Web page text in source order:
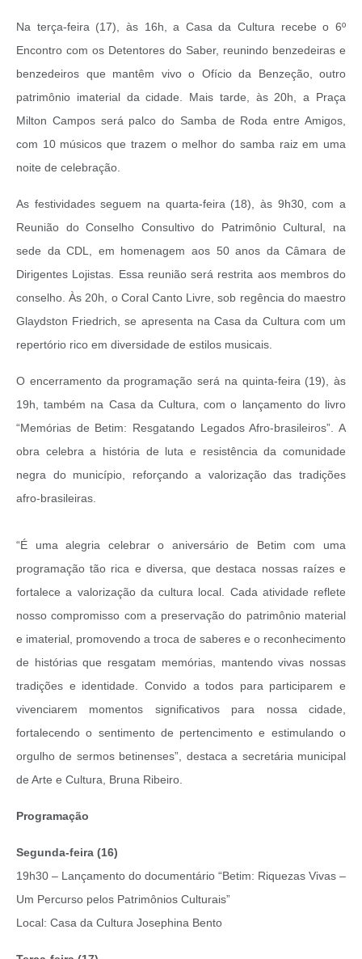
Na terça-feira (17), às 16h, a Casa da Cultura recebe o 6º
Encontro com os Detentores do Saber, reunindo benzedeiras e
benzedeiros que mantêm vivo o Ofício da Benzeção, outro
patrimônio imaterial da cidade. Mais tarde, às 20h, a Praça
Milton Campos será palco do Samba de Roda entre Amigos,
com 10 músicos que trazem o melhor do samba raiz em uma
noite de celebração.
As festividades seguem na quarta-feira (18), às 9h30, com a
Reunião do Conselho Consultivo do Patrimônio Cultural, na
sede da CDL, em homenagem aos 50 anos da Câmara de
Dirigentes Lojistas. Essa reunião será restrita aos membros do
conselho. Às 20h, o Coral Canto Livre, sob regência do maestro
Glaydston Friedrich, se apresenta na Casa da Cultura com um
repertório rico em diversidade de estilos musicais.
O encerramento da programação será na quinta-feira (19), às
19h, também na Casa da Cultura, com o lançamento do livro
“Memórias de Betim: Resgatando Legados Afro-brasileiros”. A
obra celebra a história de luta e resistência da comunidade
negra do município, reforçando a valorização das tradições
afro-brasileiras.
“É uma alegria celebrar o aniversário de Betim com uma
programação tão rica e diversa, que destaca nossas raízes e
fortalece a valorização da cultura local. Cada atividade reflete
nosso compromisso com a preservação do patrimônio material
e imaterial, promovendo a troca de saberes e o reconhecimento
de histórias que resgatam memórias, mantendo vivas nossas
tradições e identidade. Convido a todos para participarem e
vivenciarem momentos significativos para nossa cidade,
fortalecendo o sentimento de pertencimento e estimulando o
orgulho de sermos betinenses”, destaca a secretária municipal
de Arte e Cultura, Bruna Ribeiro.
Programação
Segunda-feira (16)
19h30 – Lançamento do documentário “Betim: Riquezas Vivas –
Um Percurso pelos Patrimônios Culturais”
Local: Casa da Cultura Josephina Bento